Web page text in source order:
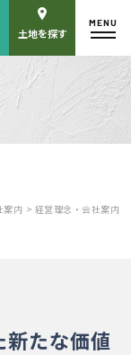
場予約
土地を探す
MENU
案内 > 経営理念・会社案内
たな価値